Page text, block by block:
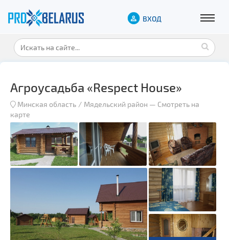
ВХОД
Агроусадьба «Respect House»
Минская область Мядельский район — Смотреть на
карте